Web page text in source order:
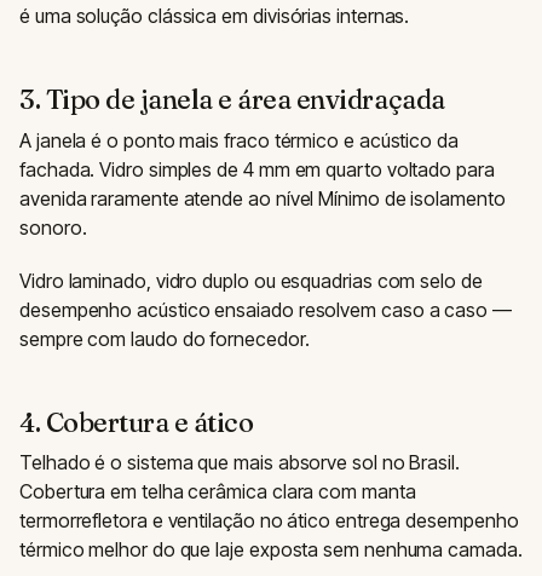
é uma solução clássica em divisórias internas.
3. Tipo de janela e área envidraçada
A janela é o ponto mais fraco térmico e acústico da
fachada. Vidro simples de 4 mm em quarto voltado para
avenida raramente atende ao nível Mínimo de isolamento
sonoro.
Vidro laminado, vidro duplo ou esquadrias com selo de
desempenho acústico ensaiado resolvem caso a caso —
sempre com laudo do fornecedor.
4. Cobertura e ático
Telhado é o sistema que mais absorve sol no Brasil.
Cobertura em telha cerâmica clara com manta
termorrefletora e ventilação no ático entrega desempenho
térmico melhor do que laje exposta sem nenhuma camada.